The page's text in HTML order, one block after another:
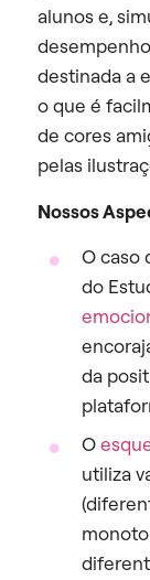
alunos e,
destinada a
o que é
de cores
pelas
Nossos
O caso
do
da
O
utiliza